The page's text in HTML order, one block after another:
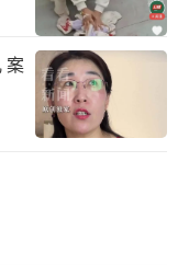
案